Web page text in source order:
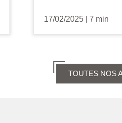
17/02/2025 7 min
TOUTES NOS